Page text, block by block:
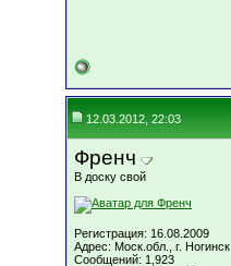
12.03.2012, 22:03
Френч
В доску свой
Регистрация: 16.08.2009
Адрес: Моск.обл., г. Ногинск
Сообщений: 1,923